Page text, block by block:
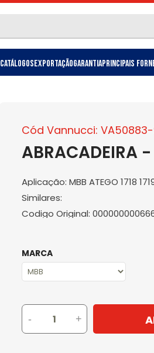
CatálogosExportaçãoGarantiaPrincipais
Cód Vannucci:
ABRACADEIRA
Aplicação: MBB ATEGO 1718
Similares:
Codigo Original:
MARCA
- +